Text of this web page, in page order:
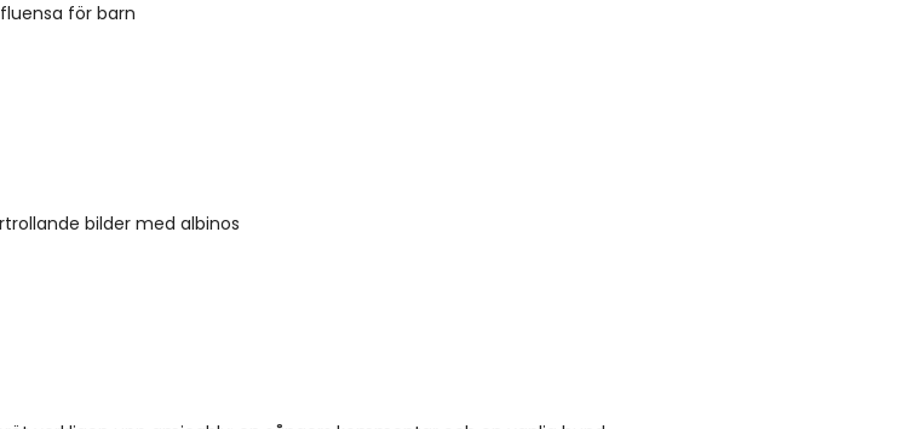
för barn
bilder med albinos